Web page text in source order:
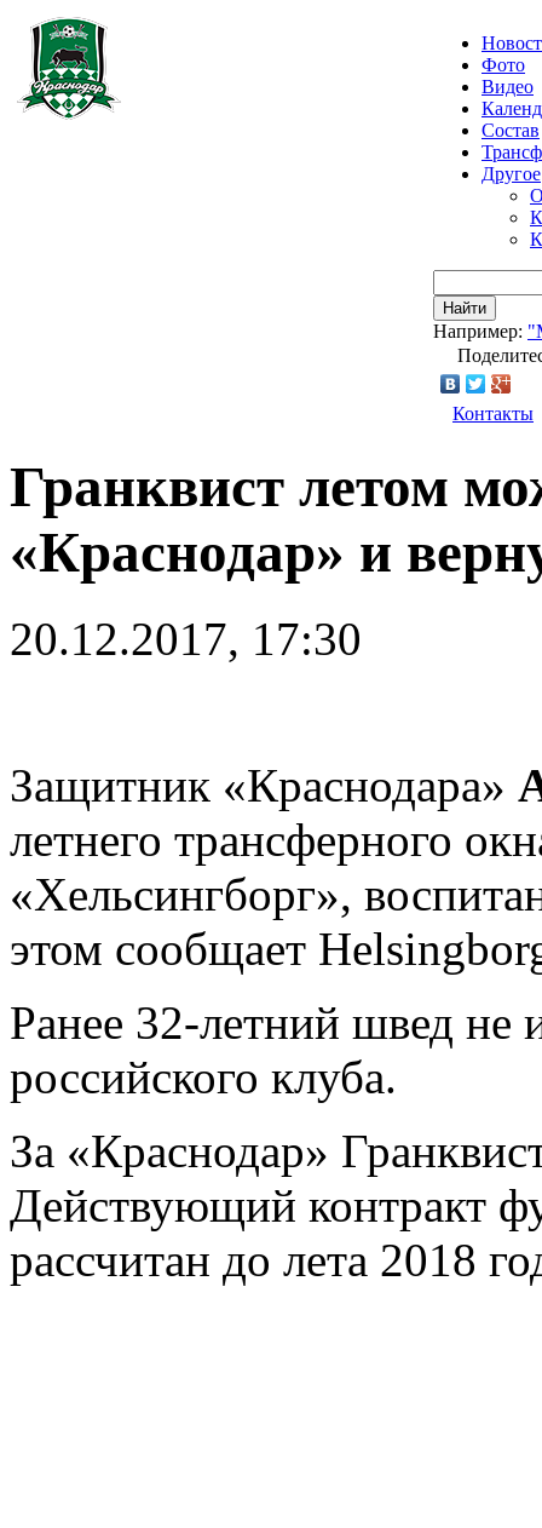
Фото
Видео
Состав
Другое
Найти
Например:
Контакты
Гранквист летом
«Краснодар» и
20.12.2017, 17:30
Защитник «Краснодара»
летнего трансферного
«Хельсингборг»,
этом сообщает
Ранее 32-летний швед не
российского клуба.
За «Краснодар»
Действующий контракт
рассчитан до лета 2018